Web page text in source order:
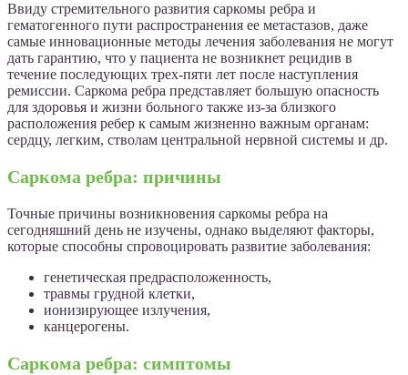
Ввиду стремительного развития саркомы ребра и
гематогенного пути распространения ее метастазов, даже
самые инновационные методы лечения заболевания не могут
дать гарантию, что у пациента не возникнет рецидив в
течение последующих трех-пяти лет после наступления
ремиссии. Саркома ребра представляет большую опасность
для здоровья и жизни больного также из-за близкого
расположения ребер к самым жизненно важным органам:
сердцу, легким, стволам центральной нервной системы и др.
Саркома ребра: причины
Точные причины возникновения саркомы ребра на
сегодняшний день не изучены, однако выделяют факторы,
которые способны спровоцировать развитие заболевания:
генетическая предрасположенность,
травмы грудной клетки,
ионизирующее излучения,
канцерогены.
Саркома ребра: симптомы